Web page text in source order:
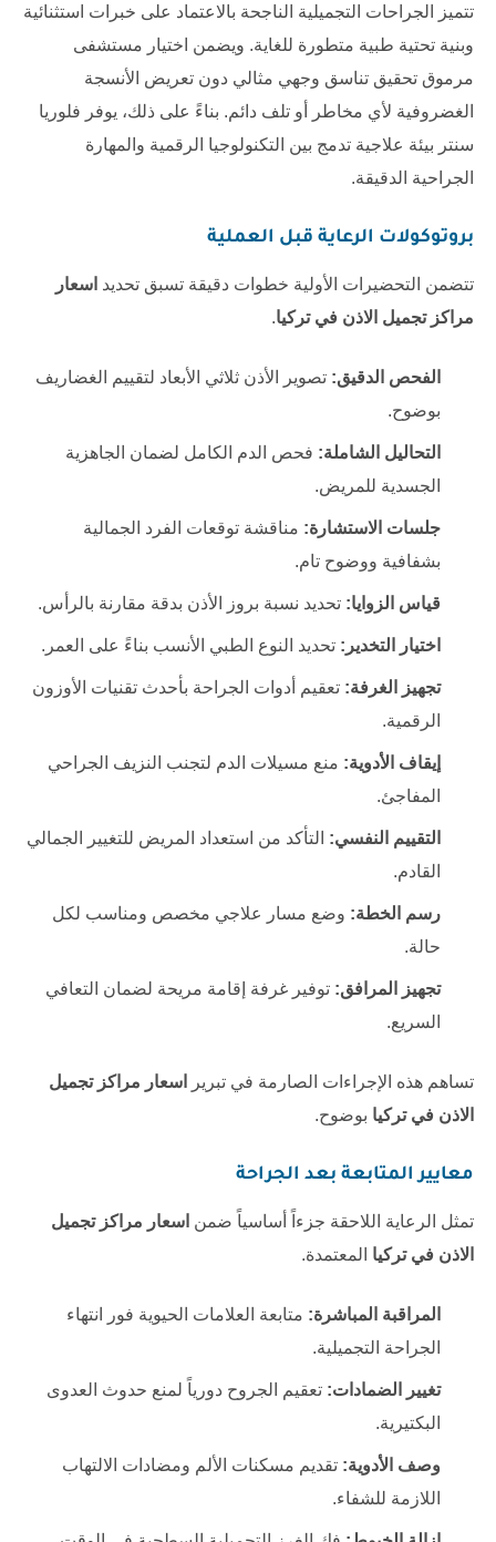
تتميز الجراحات التجميلية الناجحة بالاعتماد على خبرات استثنائية
وبنية تحتية طبية متطورة للغاية. ويضمن اختيار مستشفى
مرموق تحقيق تناسق وجهي مثالي دون تعريض الأنسجة
الغضروفية لأي مخاطر أو تلف دائم. بناءً على ذلك، يوفر فلوريا
سنتر بيئة علاجية تدمج بين التكنولوجيا الرقمية والمهارة
الجراحية الدقيقة.
بروتوكولات الرعاية قبل العملية
تتضمن التحضيرات الأولية خطوات دقيقة تسبق تحديد اسعار
مراكز تجميل الاذن في تركيا.
الفحص الدقيق: تصوير الأذن ثلاثي الأبعاد لتقييم الغضاريف
بوضوح.
التحاليل الشاملة: فحص الدم الكامل لضمان الجاهزية
الجسدية للمريض.
جلسات الاستشارة: مناقشة توقعات الفرد الجمالية
بشفافية ووضوح تام.
قياس الزوايا: تحديد نسبة بروز الأذن بدقة مقارنة بالرأس.
اختيار التخدير: تحديد النوع الطبي الأنسب بناءً على العمر.
تجهيز الغرفة: تعقيم أدوات الجراحة بأحدث تقنيات الأوزون
الرقمية.
إيقاف الأدوية: منع مسيلات الدم لتجنب النزيف الجراحي
المفاجئ.
التقييم النفسي: التأكد من استعداد المريض للتغيير الجمالي
القادم.
رسم الخطة: وضع مسار علاجي مخصص ومناسب لكل
حالة.
تجهيز المرافق: توفير غرفة إقامة مريحة لضمان التعافي
السريع.
تساهم هذه الإجراءات الصارمة في تبرير
اسعار مراكز تجميل
الاذن في تركيا بوضوح.
معايير المتابعة بعد الجراحة
تمثل الرعاية اللاحقة جزءاً أساسياً ضمن اسعار مراكز تجميل
الاذن في تركيا المعتمدة.
المراقبة المباشرة: متابعة العلامات الحيوية فور انتهاء
الجراحة التجميلية.
تغيير الضمادات: تعقيم الجروح دورياً لمنع حدوث العدوى
البكتيرية.
وصف الأدوية: تقديم مسكنات الألم ومضادات الالتهاب
اللازمة للشفاء.